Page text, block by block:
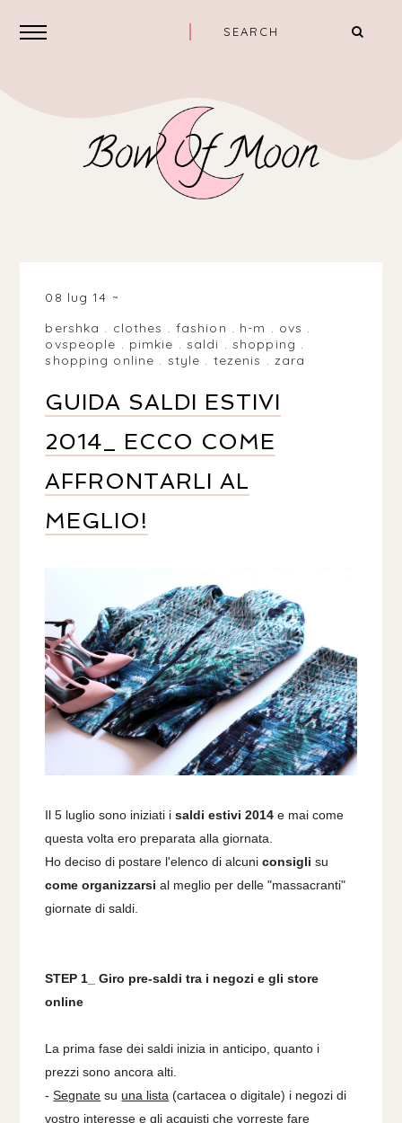
08 lug 14
bershka . clothes . fashion . h-m . ovs .
ovspeople . pimkie . saldi . shopping .
shopping online . style . tezenis . zara
GUIDA SALDI ESTIVI
2014_ ECCO COME
AFFRONTARLI AL
MEGLIO!
Il 5 luglio sono iniziati isaldi estivi 2014 e mai come
questa volta ero preparata alla giornata.
Ho deciso di postare l'elenco di alcuniconsigli su
come organizzarsi al meglio per delle "massacranti"
giornate di saldi.
STEP 1_ Giro pre-saldi tra i negozi e gli store
online
La prima fase dei saldi inizia in anticipo, quanto i
prezzi sono ancora alti.
-Segnate su una lista (cartacea o digitale) i negozi di
vostro interesse e gli acquisti che vorreste fare